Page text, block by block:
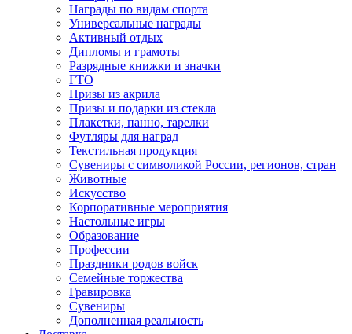
Награды по видам спорта
Универсальные награды
Активный отдых
Дипломы и грамоты
Разрядные книжки и значки
ГТО
Призы из акрила
Призы и подарки из стекла
Плакетки, панно, тарелки
Футляры для наград
Текстильная продукция
Сувениры с символикой России, регионов, стран
Животные
Искусство
Корпоративные мероприятия
Настольные игры
Образование
Профессии
Праздники родов войск
Семейные торжества
Гравировка
Сувениры
Дополненная реальность